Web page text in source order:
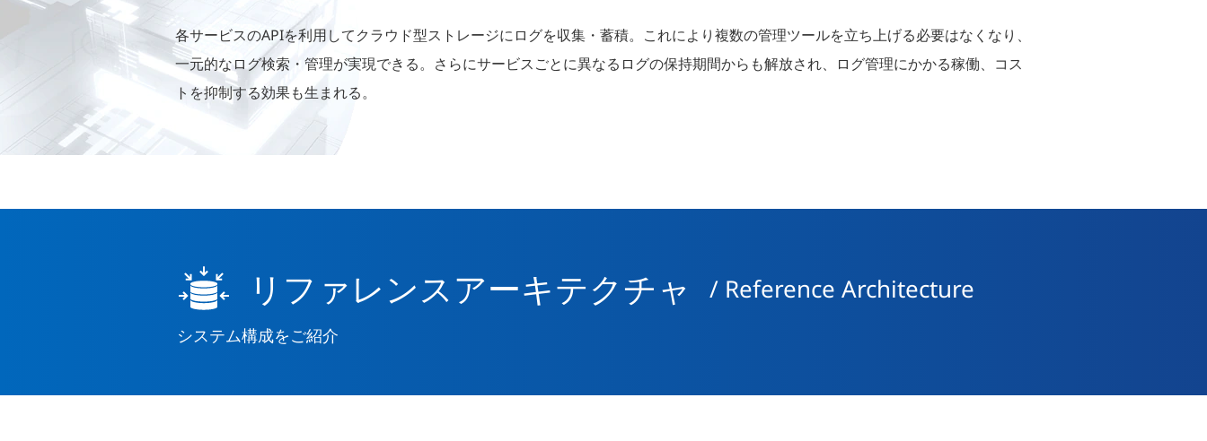
各サービスのAPIを利用してクラウド型ストレージにログを収集・蓄積。これにより複数の管理ツールを立ち上げる必要はなくなり、
一元的なログ検索・管理が実現できる。さらにサービスごとに異なるログの保持期間からも解放され、ログ管理にかかる稼働、コス
トを抑制する効果も生まれる。
リファレンスアーキテクチャ / Reference Architecture
システム構成をご紹介